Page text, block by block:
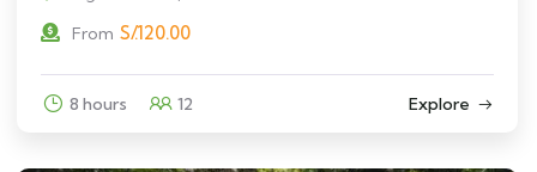
From S/.120.00
8 hours 12 Explore